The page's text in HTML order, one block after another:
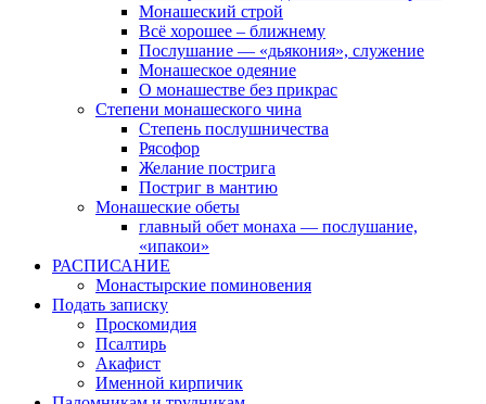
Монашеский строй
Всё хорошее – ближнему
Послушание — «дьякония», служение
Монашеское одеяние
О монашестве без прикрас
Степени монашеского чина
Степень послушничества
Рясофор
Желание пострига
Постриг в мантию
Монашеские обеты
главный обет монаха — послушание,
«ипакои»
РАСПИСАНИЕ
Монастырские поминовения
Подать записку
Проскомидия
Псалтирь
Акафист
Именной кирпичик